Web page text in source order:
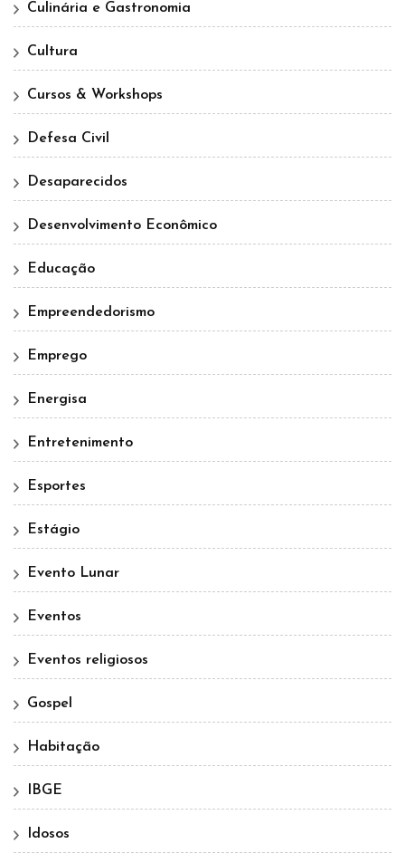
Culinária e Gastronomia
Cultura
Cursos & Workshops
Defesa Civil
Desaparecidos
Desenvolvimento Econômico
Educação
Empreendedorismo
Emprego
Energisa
Entretenimento
Esportes
Estágio
Evento Lunar
Eventos
Eventos religiosos
Gospel
Habitação
IBGE
Idosos